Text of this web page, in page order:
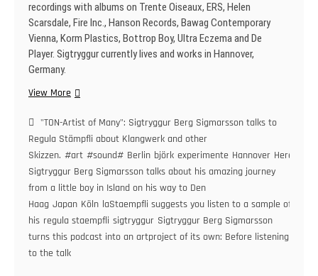
recordings with albums on Trente Oiseaux, ERS, Helen
Scarsdale, Fire Inc., Hanson Records, Bawag Contemporary
Vienna, Korm Plastics, Bottrop Boy, Ultra Eczema and De
Player. Sigtryggur currently lives and works in Hannover,
Germany.
View More„TON-
of
Many“:
Sigtryggur
Berg
Sigmarsson
to
Regula
Stämpfli
about
"TON-Artist of Many": Sigtryggur Berg Sigmarsson talks to
Regula Stämpfli about Klangwerk and other
Skizzen. #art #sound# Berlin björk experimente Hannover Here
Sigtryggur Berg Sigmarsson talks about his amazing journey
from a little boy in Island on his way to Den
Haag Japan Köln laStaempfli suggests you listen to a sample of
his regula staempfli sigtryggur Sigtryggur Berg Sigmarsson
turns this podcast into an artproject of its own: Before listening
to the talk